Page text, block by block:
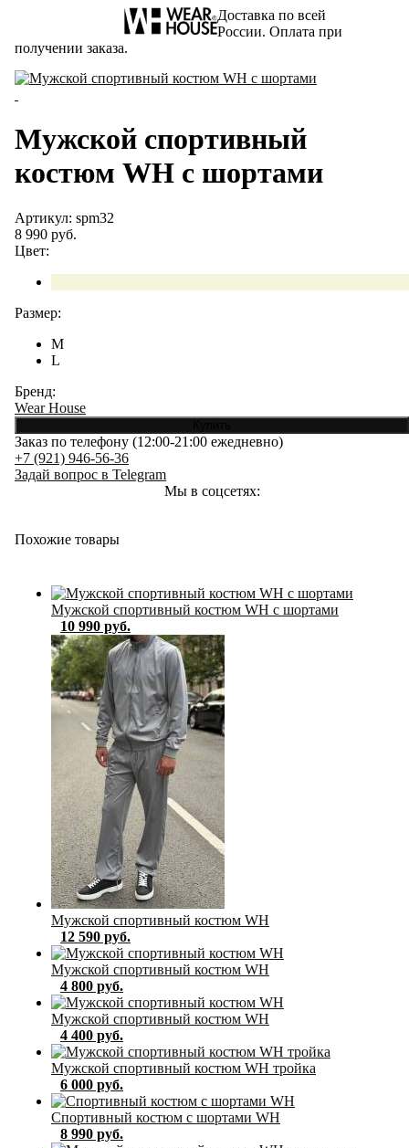
Доставка по всей
России. Оплата при
получении заказа.
Мужской спортивный
костюм WH с шортами
Артикул: spm32
8 990 руб.
Цвет:
Размер:
M
L
Бренд:
Wear House
Заказ по телефону (12:00-21:00 ежедневно)
+7 (921) 946-56-36
Задай вопрос в Telegram
Мы в соцсетях:
Похожие товары
Мужской спортивный костюм WH с шортами
10 990 руб.
Мужской спортивный костюм WH
12 590 руб.
Мужской спортивный костюм WH
4 800 руб.
Мужской спортивный костюм WH
4 400 руб.
Мужской спортивный костюм WH тройка
6 000 руб.
Спортивный костюм с шортами WH
8 990 руб.